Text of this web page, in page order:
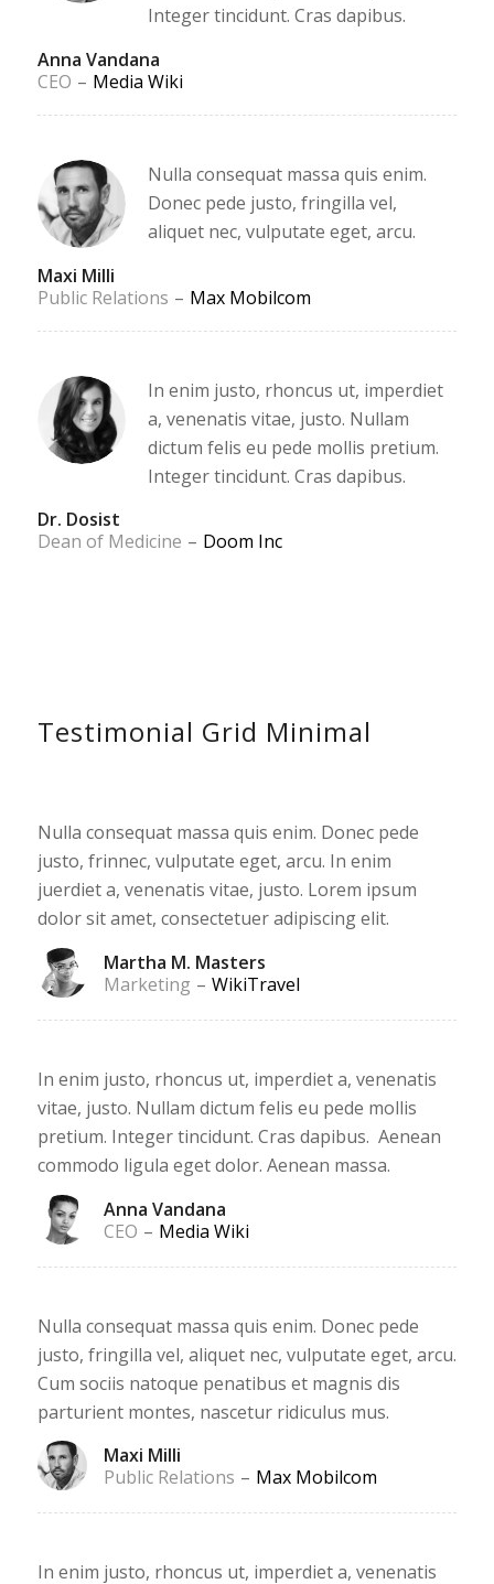
Integer tincidunt. Cras dapibus.
Anna Vandana
CEO – Media Wiki
Nulla consequat massa quis enim.
Donec pede justo, fringilla vel,
aliquet nec, vulputate eget, arcu.
Maxi Milli
Public Relations – Max Mobilcom
In enim justo, rhoncus ut, imperdiet
a, venenatis vitae, justo. Nullam
dictum felis eu pede mollis pretium.
Integer tincidunt. Cras dapibus.
Dr. Dosist
Dean of Medicine – Doom Inc
Testimonial Grid Minimal
Nulla consequat massa quis enim. Donec pede
justo, frinnec, vulputate eget, arcu. In enim
juerdiet a, venenatis vitae, justo. Lorem ipsum
dolor sit amet, consectetuer adipiscing elit.
Martha M. Masters
Marketing – WikiTravel
In enim justo, rhoncus ut, imperdiet a, venenatis
vitae, justo. Nullam dictum felis eu pede mollis
pretium. Integer tincidunt. Cras dapibus. Aenean
commodo ligula eget dolor. Aenean massa.
Anna Vandana
CEO – Media Wiki
Nulla consequat massa quis enim. Donec pede
justo, fringilla vel, aliquet nec, vulputate eget, arcu.
Cum sociis natoque penatibus et magnis dis
parturient montes, nascetur ridiculus mus.
Maxi Milli
Public Relations – Max Mobilcom
In enim justo, rhoncus ut, imperdiet a, venenatis